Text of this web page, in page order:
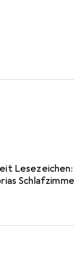
Lesezeichen: